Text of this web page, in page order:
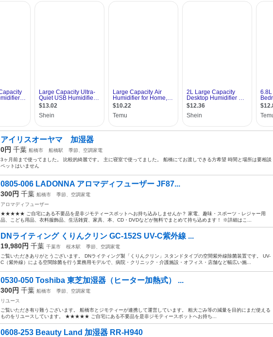
アイリスオーヤマ 加湿器
0円 千葉 船橋市 船橋駅
季節、空調家電
3ヶ月前まで使ってました。 比較的綺麗です。 主に寝室で使ってました。 船橋にてお渡しできる方希望 時間と場所は要相談
ペットはいません
0805-006 LADONNA アロマディフューザー JF87...
300円 千葉 船橋市
季節、空調家電
アロマディフューザー
★★★★★ ご自宅にある不要品を是非ジモティースポットへお持ち込みしませんか？ 家電、趣味・スポーツ・レジャー用
品、こども用品、衣料服飾品、生活雑貨、家具、本、CD・DVDなどが無料でまとめて持ち込めます！ ※詳細はこ...
DNライティング くりんクリン GC-152S UV-C紫外線 ...
19,980円 千葉 千葉市 桜木駅
季節、空調家電
ご覧いただきありがとうございます。 DNライティング製「くりんクリン」スタンドタイプの空間紫外線除菌装置です。 UV-
C（紫外線）による空間除菌を行う業務用モデルで、病院・クリニック・介護施設・オフィス・店舗など幅広い施...
0530-050 Toshiba 東芝加湿器（ヒーター加熱式） ...
300円 千葉 船橋市
季節、空調家電
リユース
ご覧いただき有り難うございます。 船橋市とジモティーが連携して運営しています。 粗⼤ごみ等の減量を⽬的にまだ使える
ものをリユースしています。 ★★★★★ ご自宅にある不要品を是非ジモティースポットへお持ち...
0608-253 Beauty Land 加湿器 RR-H940